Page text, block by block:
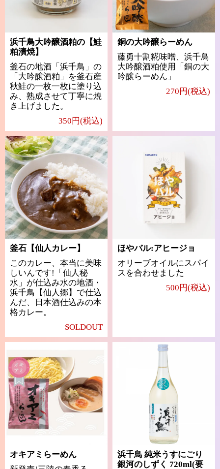
浜千鳥大吟醸酒粕の【鮭
粕漬焼】
釜石の地酒「浜千鳥」の
「大吟醸酒粕」を釜石産
秋鮭の一枚一枚に塗り込
み、熟成させて丁寧に焼
き上げました。
350円(税込)
銅の大吟醸らーめん
藤勇十割糀味噌、浜千鳥
大吟醸酒粕使用「銅の大
吟醸らーめん」
270円(税込)
釜石【仙人カレー】
このカレー、本当に美味
しいんです!「仙人秘
水」が仕込み水の地酒・
浜千鳥【仙人郷】で仕込
んだ、日本酒仕込みの本
格カレー。
SOLDOUT
ほやバル:アヒージョ
オリーブオイルにスパイ
スを合わせました
500円(税込)
オキアミらーめん
浜千鳥 純米うすにごり
銀河のしずく 720ml(要